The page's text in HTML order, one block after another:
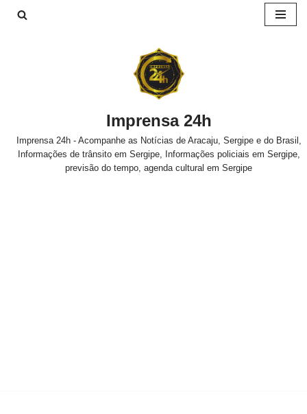
Imprensa 24h
Imprensa 24h - Acompanhe as Notícias de Aracaju, Sergipe e do Brasil,
Informações de trânsito em Sergipe, Informações policiais em Sergipe,
previsão do tempo, agenda cultural em Sergipe